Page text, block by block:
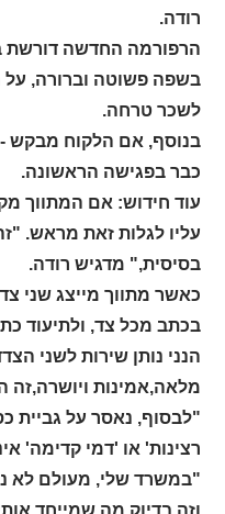
רודה.
הרפורמה החדשה דורשת
בשפה פשוטה וברורה, על
לשכר טרחה.
בנוסף, אם הלקוח מבקש -
כבר בפגישה הראשונה.
עוד חידוש: אם המתווך
עליו לגלות זאת מראש.
בסיסית," מדגיש רודה.
כאשר מתווך מייצג שני
בכתב מכל צד, ולתיעוד
הנני נותן שירות לשני
מלאה,אמינות ויושרה,זה
"לבסוף, נאסר על גביית
רצינות' או 'דמי קדימה'
"במשרד שלי, מעולם לא
וזה בדיוק מה שמייחד